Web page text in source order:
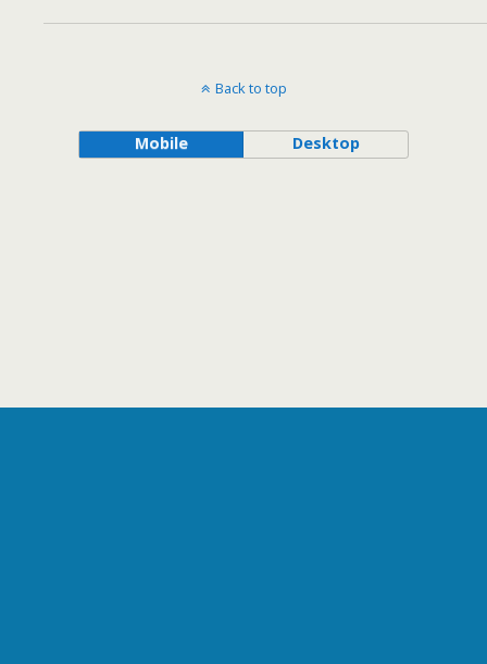
Back to top
Mobile Desktop